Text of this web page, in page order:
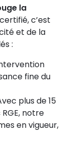
la
certifié, c’est
et de la
:
fine du
plus de 15
notre
en vigueur,